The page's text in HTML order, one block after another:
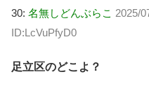
30: 名無しどんぶらこ 2025/
ID:LcVuPfyD0
足立区のどこよ？